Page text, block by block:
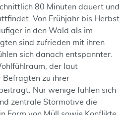
80 Minuten dauert und
Von Frühjahr bis Herbst
in den Wald als im
sind zufrieden mit ihren
sich danach entspannter.
der laut
Befragten zu ihrer
Nur wenige fühlen sich
zentrale Störmotive die